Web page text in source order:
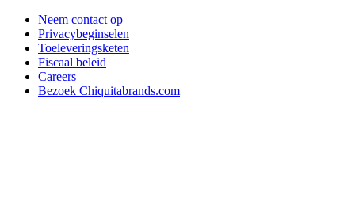
Neem contact op
Privacybeginselen
Toeleveringsketen
Fiscaal beleid
Careers
Bezoek Chiquitabrands.com